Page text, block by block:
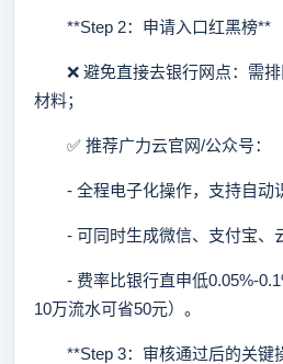
**Step 2：申请入口红黑榜**
❌ 避免直接去银行网点：需排
材料；
✅ 推荐广力云官网/公众号：
- 全程电子化操作，支持自动识
- 可同时生成微信、支付宝、云
- 费率比银行直申低0.05%-
10万流水可省50元）。
**Step 3：审核通过后的关键